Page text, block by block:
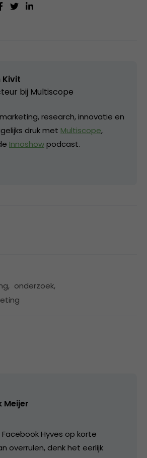
Kivit
bij Multiscope
research, innovatie en
druk met Multiscope,
Innoshowpodcast.
, onderzoek,
Meijer
Hyves op korte
overrulen, denk het eerlijk